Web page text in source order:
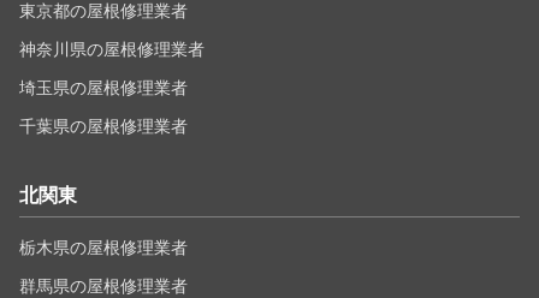
東京都の屋根修理業者
神奈川県の屋根修理業者
埼玉県の屋根修理業者
千葉県の屋根修理業者
北関東
栃木県の屋根修理業者
群馬県の屋根修理業者